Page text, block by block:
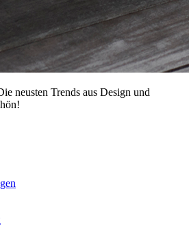
neusten Trends aus Design und